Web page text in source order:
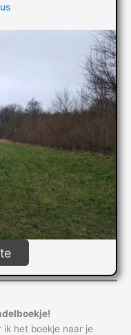
ik het boekje naar je